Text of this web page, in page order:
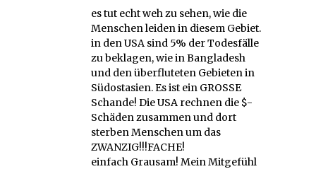
es tut echt weh zu sehen, wie die
Menschen leiden in diesem Gebiet.
in den USA sind 5% der Todesfälle
zu beklagen, wie in Bangladesh
und den überfluteten Gebieten in
Südostasien. Es ist ein GROSSE
Schande! Die USA rechnen die $-
Schäden zusammen und dort
sterben Menschen um das
ZWANZIG!!!FACHE!
einfach Grausam! Mein Mitgefühl